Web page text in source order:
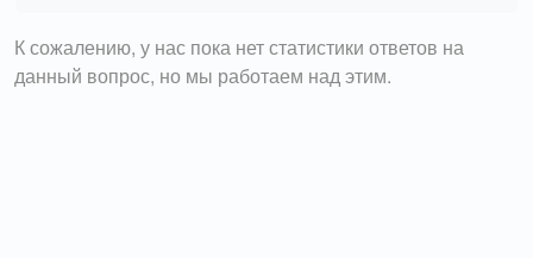
К сожалению, у нас пока нет статистики ответов на
данный вопрос, но мы работаем над этим.